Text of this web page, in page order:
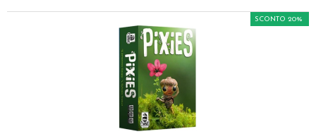
SCONTO 20%